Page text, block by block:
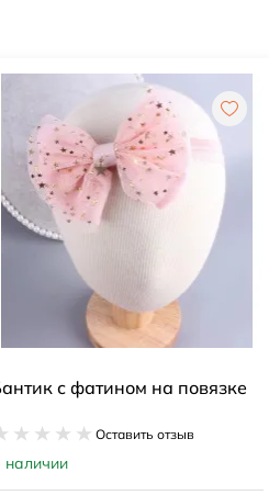
с фатином на повязке
Оставить отзыв
наличии